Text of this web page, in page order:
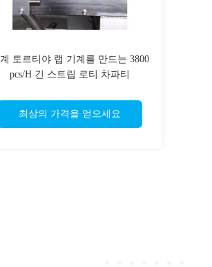
토르티야 랩 기계를 만드는 3800
pcs/H 긴 스트립 로티 차파티
최상의 가격을 얻으세요